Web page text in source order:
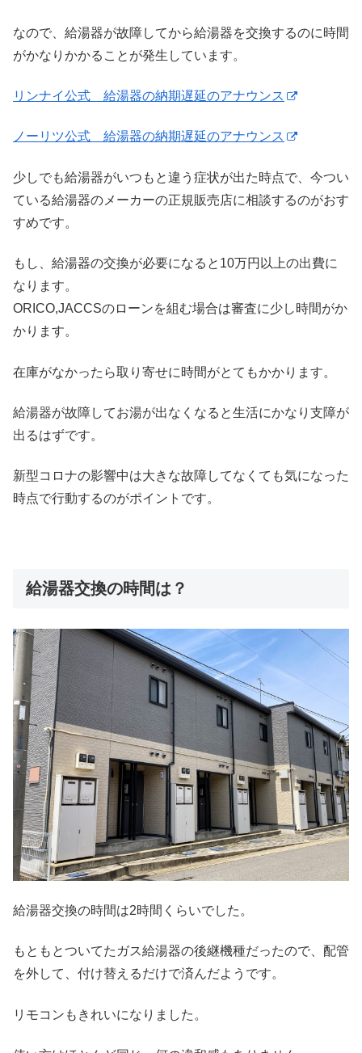
なので、給湯器が故障してから給湯器を交換するのに時間
がかなりかかることが発生しています。
リンナイ公式 給湯器の納期遅延のアナウンス
ノーリツ公式 給湯器の納期遅延のアナウンス
少しでも給湯器がいつもと違う症状が出た時点で、今つい
ている給湯器のメーカーの正規販売店に相談するのがおす
すめです。
もし、給湯器の交換が必要になると10万円以上の出費に
なります。
ORICO,JACCSのローンを組む場合は審査に少し時間がか
かります。
在庫がなかったら取り寄せに時間がとてもかかります。
給湯器が故障してお湯が出なくなると生活にかなり支障が
出るはずです。
新型コロナの影響中は大きな故障してなくても気になった
時点で行動するのがポイントです。
給湯器交換の時間は？
給湯器交換の時間は2時間くらいでした。
もともとついてたガス給湯器の後継機種だったので、配管
を外して、付け替えるだけで済んだようです。
リモコンもきれいになりました。